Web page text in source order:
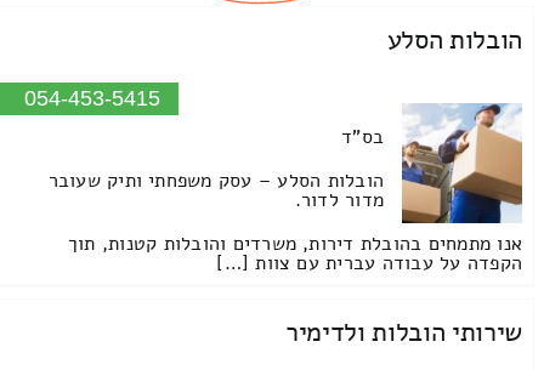
הובלות הסלע
054-453-5415
בס"ד
הובלות הסלע – עסק משפחתי ותיק שעובר
מדור לדור.
אנו מתמחים בהובלת דירות, משרדים והובלות קטנות, תוך
הקפדה על עבודה עברית עם צוות […]
שירותי הובלות ולדימיר